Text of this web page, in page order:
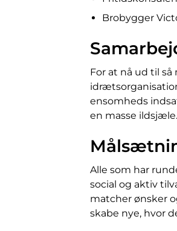
Brobygger
For at nå ud til
ensomheds
en masse
Alle som har
social og aktiv
matcher ønsker
skabe nye, hvor